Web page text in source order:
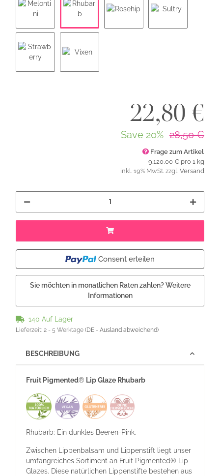
Melontini Rhubarb
22,80 €
Save 20% 28,50 €
Frage zum Artikel
9.120,00 € pro 1 kg
inkl. 19% MwSt. zzgl. Versand
Consent erteilen
Sie möchten in monatlichen Raten zahlen?Weitere
Informationen
140 Auf Lager
Lieferzeit: 2 - 5 Werktage (DE - Ausland abweichend)
BESCHREIBUNG
Fruit Pigmented® Lip Glaze Rhubarb
Rhubarb: Ein dunkles Beeren-Pink.
Zwischen Lippenbalsam und Lippenstift liegt unser
umfangreiches Sortiment an Fruit Pigmented® Lip
Glazes. Diese natürlichen Lippenstifte bestehen aus